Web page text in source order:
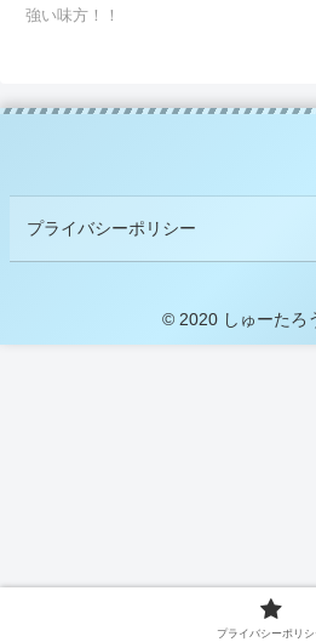
強い味方！！
プライバシーポリシー
© 2020 しゅーたろ
プライバシーポリ